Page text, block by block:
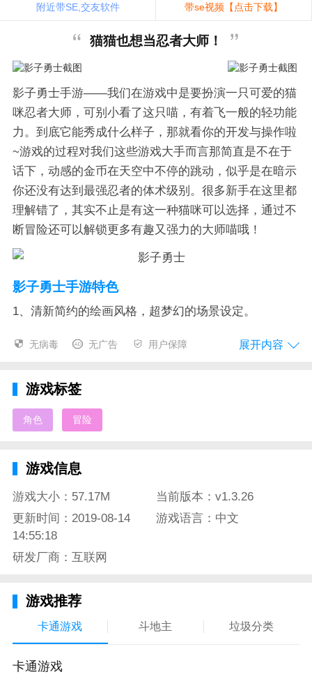
附近带SE,交友软件 带se视频【点击下载】
猫猫也想当忍者大师！
影子勇士手游——我们在游戏中是要扮演一只可爱的猫
咪忍者大师，可别小看了这只喵，有着飞一般的轻功能
力。到底它能秀成什么样子，那就看你的开发与操作啦
~游戏的过程对我们这些游戏大手而言那简直是不在于
话下，动感的金币在天空中不停的跳动，似乎是在暗示
你还没有达到最强忍者的体术级别。很多新手在这里都
理解错了，其实不止是有这一种猫咪可以选择，通过不
断冒险还可以解锁更多有趣又强力的大师喵哦！
影子勇士手游特色
1、清新简约的绘画风格，超梦幻的场景设定。
2、多重角色可以自由选择，每个角色具有自己的特点
碎。
4、多种模式自由的选择，获得更多丰富的金币奖励。
小编一开始刚接触这个游戏的时候觉得怎么可以这么简
分倍数和增长速度产生了质般飞跃！不要放弃每一次的
无病毒 无广告 用户保障 展开内容
游戏标签
角色 冒险
游戏信息
游戏大小：57.17M
当前版本：v1.3.26
更新时间：2019-08-14
14:55:18
游戏语言：中文
研发厂商：互联网
游戏推荐
卡通游戏 斗地主 垃圾分类
卡通游戏